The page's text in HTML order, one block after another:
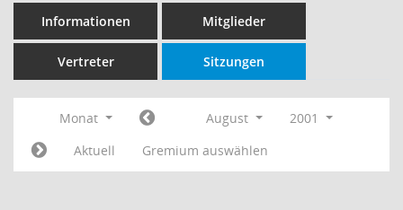
Informationen Mitglieder
Vertreter Sitzungen
Monat August
2001
Aktuell
Gremium auswählen